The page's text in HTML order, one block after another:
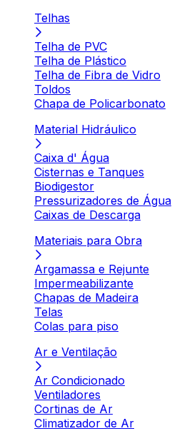
Telhas
Telha de PVC
Telha de Plástico
Telha de Fibra de Vidro
Toldos
Chapa de Policarbonato
Material Hidráulico
Caixa d' Água
Cisternas e Tanques
Biodigestor
Pressurizadores de Água
Caixas de Descarga
Materiais para Obra
Argamassa e Rejunte
Impermeabilizante
Chapas de Madeira
Telas
Colas para piso
Ar e Ventilação
Ar Condicionado
Ventiladores
Cortinas de Ar
Climatizador de Ar